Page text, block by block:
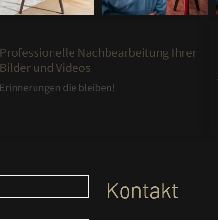
Professionelle Nachbearbeitung Ihrer
Bilder und Videos
Erinnerungen die bleiben!
Kontakt